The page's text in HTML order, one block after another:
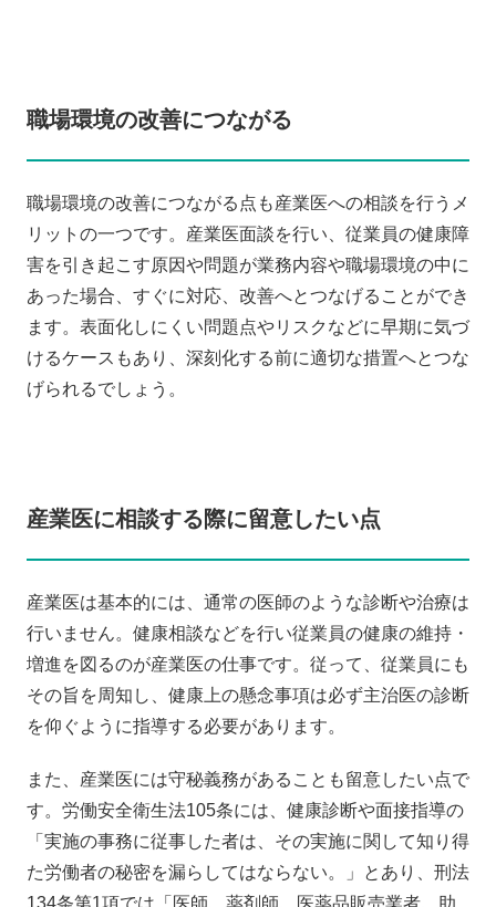
職場環境の改善につながる
職場環境の改善につながる点も産業医への相談を行うメ
リットの一つです。産業医面談を行い、従業員の健康障
害を引き起こす原因や問題が業務内容や職場環境の中に
あった場合、すぐに対応、改善へとつなげることができ
ます。表面化しにくい問題点やリスクなどに早期に気づ
けるケースもあり、深刻化する前に適切な措置へとつな
げられるでしょう。
産業医に相談する際に留意したい点
産業医は基本的には、通常の医師のような診断や治療は
行いません。健康相談などを行い従業員の健康の維持・
増進を図るのが産業医の仕事です。従って、従業員にも
その旨を周知し、健康上の懸念事項は必ず主治医の診断
を仰ぐように指導する必要があります。
また、産業医には守秘義務があることも留意したい点で
す。労働安全衛生法105条には、健康診断や面接指導の
「実施の事務に従事した者は、その実施に関して知り得
た労働者の秘密を漏らしてはならない。」とあり、刑法
134条第1項では「医師、薬剤師、医薬品販売業者、助